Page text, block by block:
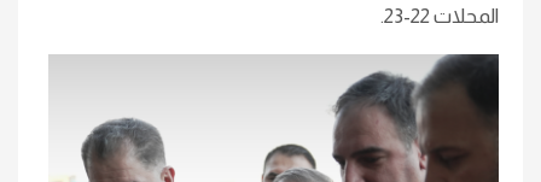
المحلات 22-23.